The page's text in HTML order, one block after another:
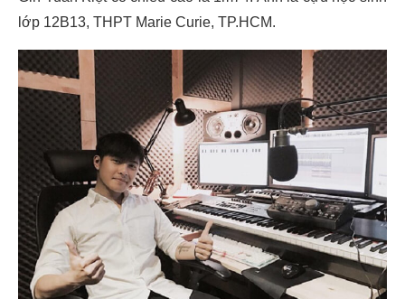
lớp 12B13, THPT Marie Curie, TP.HCM.